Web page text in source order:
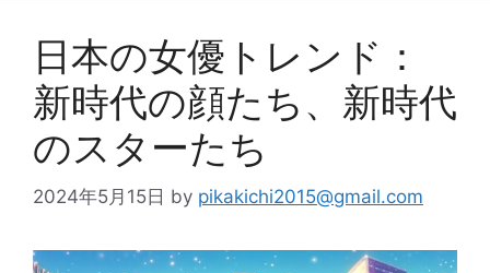
日本の女優トレンド：
新時代の顔たち、新時代
のスターたち
2024年5月15日 by pikakichi2015@gmail.com